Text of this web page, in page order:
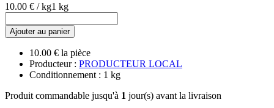
10.00 € / kg1 kg
Ajouter au panier
10.00 € la pièce
Producteur : PRODUCTEUR LOCAL
Conditionnement : 1 kg
Produit commandable jusqu'à 1 jour(s) avant la livraison